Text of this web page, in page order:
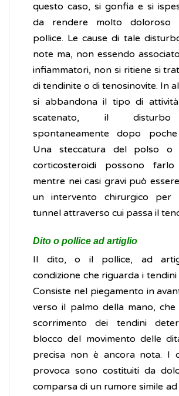
questo caso, si gonfia e si
da rendere molto doloroso
pollice. Le cause di tale
note ma, non essendo
infiammatori, non si ritiene si
di tendinite o di tenosinovite. In
si abbandona il tipo di
scatenato, il disturbo
spontaneamente dopo poche
Una steccatura del polso o
corticosteroidi possono farlo
mentre nei casi gravi può
un intervento chirurgico per
tunnel attraverso cui passa il
Dito o pollice ad artiglio
Il dito, o il pollice, ad
condizione che riguarda i tendini
Consiste nel piegamento in
verso il palmo della mano,
scorrimento dei tendini
blocco del movimento delle
precisa non è ancora nota. I
provoca sono costituiti da
comparsa di un rumore simile ad